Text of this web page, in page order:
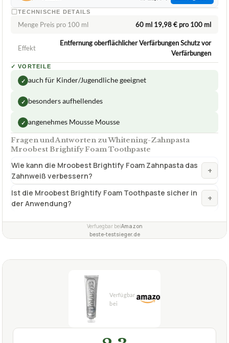
TECHNISCHE DETAILS
Menge Preis pro 100 ml 60 ml 19,98 € pro 100 ml
Effekt
Entfernung oberflächlicher Verfärbungen Schutz vor
Verfärbungen
✓ VORTEILE
✓ auch für Kinder/Jugendliche geeignet
✓ besonders aufhellendes
✓ angenehmes Mousse Mousse
Fragen und Antworten zu Whitening-Zahnpasta
Mroobest Brightify Foam Toothpaste
Wie kann die Mroobest Brightify Foam Zahnpasta das
Zahnweiß verbessern?
+
Ist die Mroobest Brightify Foam Toothpaste sicher in
der Anwendung?
+
Verfuegbar beiAmazon
beste-testsieger.de